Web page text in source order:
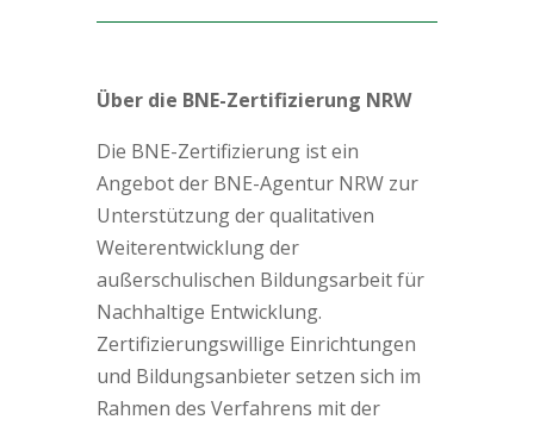
Über die BNE-Zertifizierung NRW
Die BNE-Zertifizierung ist ein
Angebot der BNE-Agentur NRW zur
Unterstützung der qualitativen
Weiterentwicklung der
außerschulischen Bildungsarbeit für
Nachhaltige Entwicklung.
Zertifizierungswillige Einrichtungen
und Bildungsanbieter setzen sich im
Rahmen des Verfahrens mit der